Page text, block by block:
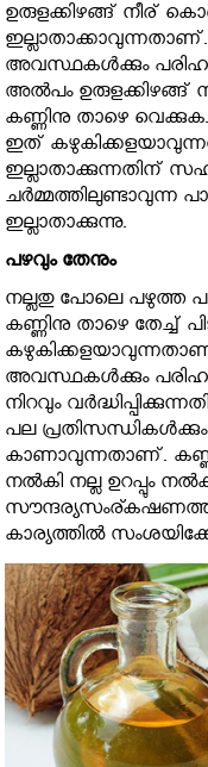
ഉരുളക്കിഴങ്ങ് നീര്
അവസ്ഥകള്‍ക്കും
അല്‍പം ഉരുളക്കിഴങ്ങ്
കണ്ണിനു താഴെ
ഇത്
ഇല്ലാതാക്കുന്നതിന്
ചര്‍മ്മത്തിലുണ്ടാവുന്ന
ഇല്ലാതാക്കുന്നു.
പഴവും തേനും
നല്ലതു പോലെ പഴുത്ത
കണ്ണിനു താഴെ തേച്ച്
അവസ്ഥകള്‍ക്കും
നിറവും
പല
കാണാവുന്നതാണ്.
നല്‍കി നല്ല ഉറപ്പും
കാര്യത്തില്‍